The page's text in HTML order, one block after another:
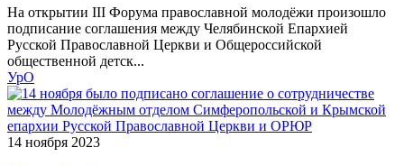
На открытии III Форума православной молодёжи произошло
подписание соглашения между Челябинской Епархией
Русской Православной Церкви и Общероссийской
общественной детск...
УрО
14 ноября 2023